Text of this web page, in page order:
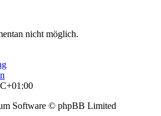
nicht möglich.
Software © phpBB Limited